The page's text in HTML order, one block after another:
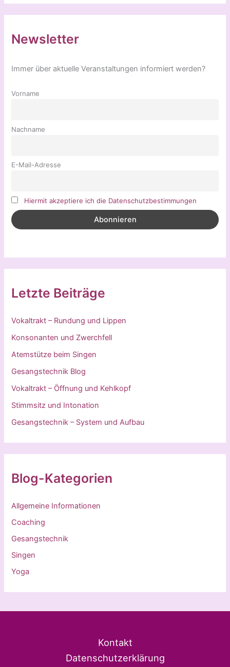
Newsletter
Immer über aktuelle Veranstaltungen informiert werden?
Vorname
Nachname
E-Mail-Adresse
Hiermit akzeptiere ich die Datenschutzbestimmungen
Letzte Beiträge
Vokaltrakt – Rundung und Lippen
Konsonanten und Zwerchfell
Atemstütze beim Singen
Gesangstechnik Blog
Vokaltrakt – Öffnung und Kehlkopf
Stimmsitz und Intonation
Gesangstechnik – System und Aufbau
Blog-Kategorien
Allgemeine Informationen
Coaching
Gesangstechnik
Singen
Yoga
Kontakt
Datenschutzerklärung